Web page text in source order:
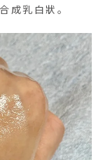
成乳白狀。